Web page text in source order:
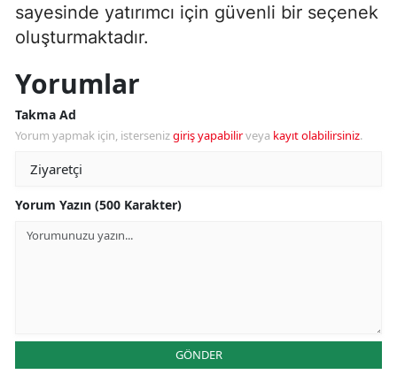
sayesinde yatırımcı için güvenli bir seçenek
oluşturmaktadır.
Yorumlar
Takma Ad
Yorum yapmak için, istersenizgiriş yapabilirveya kayıt olabilirsiniz.
Yorum Yazın (500 Karakter)
GÖNDER